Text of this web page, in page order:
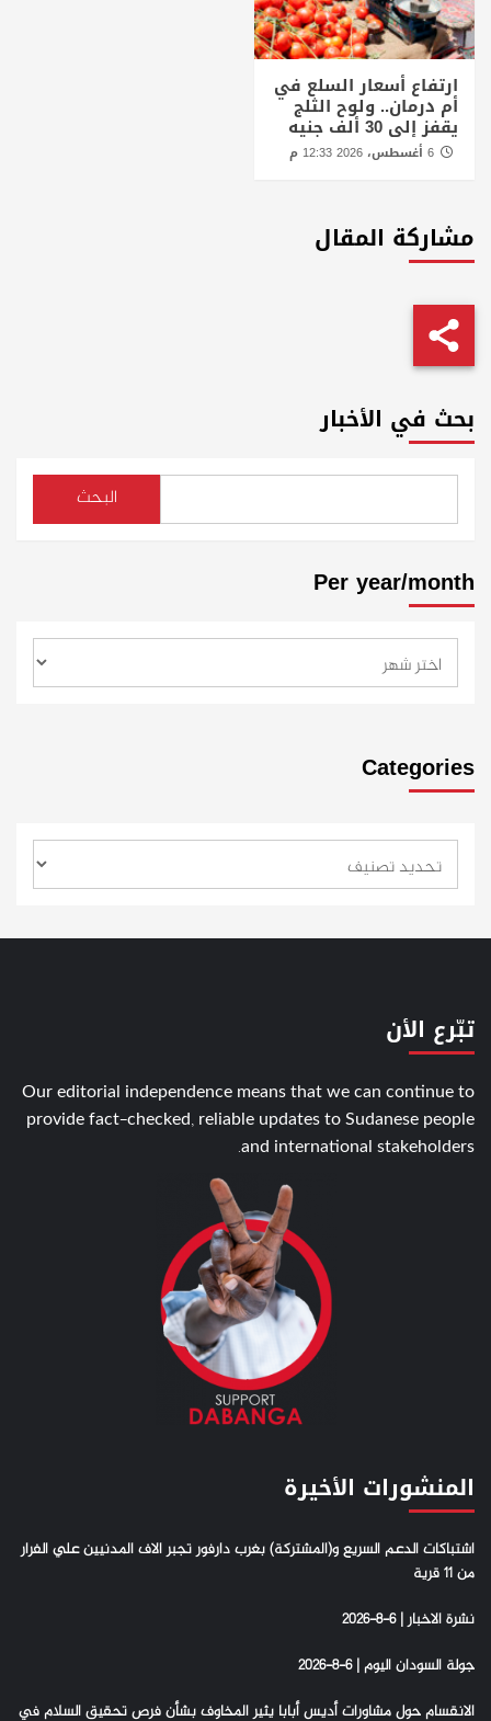
ارتفاع أسعار السلع في
أم درمان.. ولوح الثلج
يقفز إلى 30 ألف جنيه
مشاركة المقال
بحث في الأخبار
البحث
Per year/month
Categories
تبّرع الأن
Our editorial independence means that we can continue to
provide fact-checked, reliable updates to Sudanese people
and international stakeholders.
المنشورات الأخيرة
اشتباكات الدعم السريع و(المشتركة) بغرب دارفور تجبر الاف المدنيين علي الفرار
من 11 قرية
نشرة الاخبار | 6-8-2026
جولة السودان اليوم | 6-8-2026
الانقسام حول مشاورات أديس أبابا يثير المخاوف بشأن فرص تحقيق السلام في